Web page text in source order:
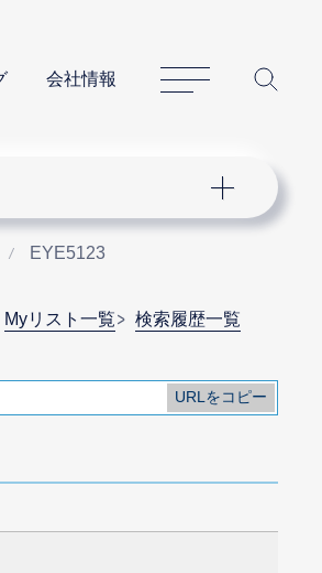
会社情報
サイトマップ
EYE5123
Myリスト一覧 検索履歴一覧